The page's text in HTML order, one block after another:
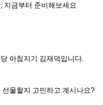
금부터 준비해보세요
아침지기 김재덕입니다.
물할지 고민하고 계시나요?